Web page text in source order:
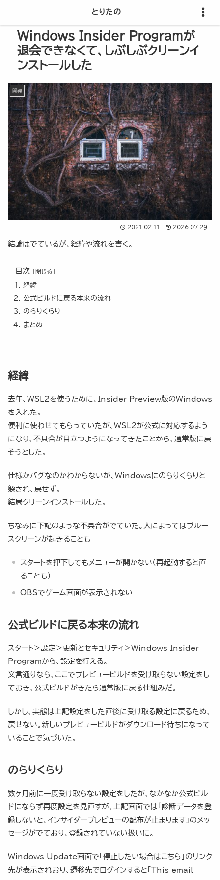
Windows Insider Programが
退会できなくて、しぶしぶクリーンイ
ンストールした
開発
2021.02.11 2026.07.29
結論はでているが、経緯や流れを書く。
目次
経緯
公式ビルドに戻る本来の流れ
のらりくらり
まとめ
経緯
去年、WSL2を使うために、Insider Preview版のWindows
を入れた。
便利に使わせてもらっていたが、WSL2が公式に対応するよう
になり、不具合が目立つようになってきたことから、通常版に戻
そうとした。
仕様かバグなのかわからないが、Windowsにのらりくらりと
躱され、戻せず。
結局クリーンインストールした。
ちなみに下記のような不具合がでていた。人によってはブルー
スクリーンが起きることも
スタートを押下してもメニューが開かない（再起動すると直
ることも）
OBSでゲーム画面が表示されない
公式ビルドに戻る本来の流れ
スタート＞設定＞更新とセキュリティ＞Windows Insider
Programから、設定を行える。
文言通りなら、ここでプレビュービルドを受け取らない設定をし
ておき、公式ビルドがきたら通常版に戻る仕組みだ。
しかし、実態は上記設定をした直後に受け取る設定に戻るため、
戻せない。新しいプレビュービルドがダウンロード待ちになって
いることで気づいた。
のらりくらり
数ヶ月前に一度受け取らない設定をしたが、なかなか公式ビル
ドにならず再度設定を見直すが、上記画面では「診断データを登
録しないと、インサイダープレビューの配布が止まります」のメッ
セージがでており、登録されていない扱いに。
Windows Update画面で「停止したい場合はこちら」のリンク
先が表示されおり、遷移先でログインすると「This email
とりたの